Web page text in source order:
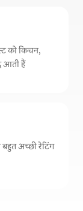
को किचन,
आती हैं
अच्छी रेटिंग